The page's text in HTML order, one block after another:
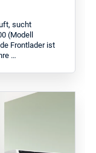
sucht
(Modell
Frontlader ist
…